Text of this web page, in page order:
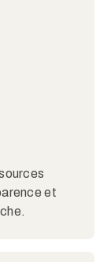
et